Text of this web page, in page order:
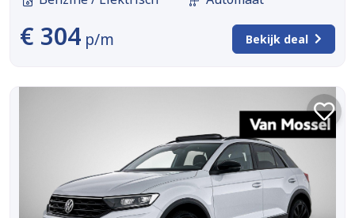
€ 304 p/m Bekijk deal